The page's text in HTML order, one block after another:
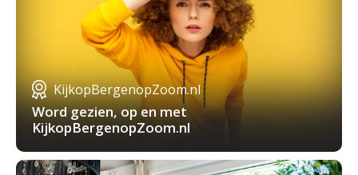
KijkopBergenopZoom.nl
Word gezien, op en met
KijkopBergenopZoom.nl